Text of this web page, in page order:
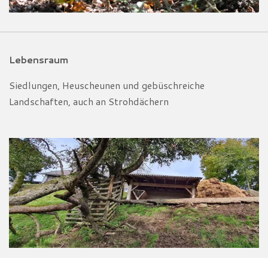
Lebensraum
Siedlungen, Heuscheunen und gebüschreiche
Landschaften, auch an Strohdächern